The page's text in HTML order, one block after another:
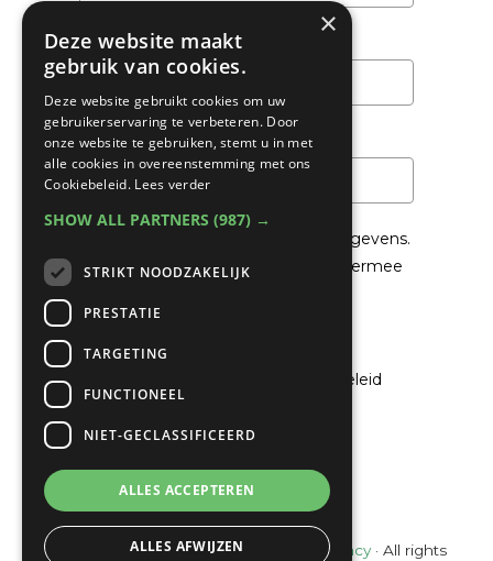
Achternaam
Email*
We gaan voorzichtig om met je gegevens.
Lees in hetPrivacybeleid
hoe we hiermee
Ik ga akkoord met het privacybeleid
© Copyright 2022 - 2026Unveiling Intimacy· All rights
×
Deze website maakt
gebruik van cookies.
Deze website gebruikt cookies om uw
gebruikerservaring te verbeteren. Door
onze website te gebruiken, stemt u in met
alle cookies in overeenstemming met ons
Cookiebeleid. Lees verder
SHOW ALL PARTNERS (987) →
STRIKT NOODZAKELIJK
PRESTATIE
TARGETING
FUNCTIONEEL
NIET-GECLASSIFICEERD
ALLES ACCEPTEREN
ALLES AFWIJZEN